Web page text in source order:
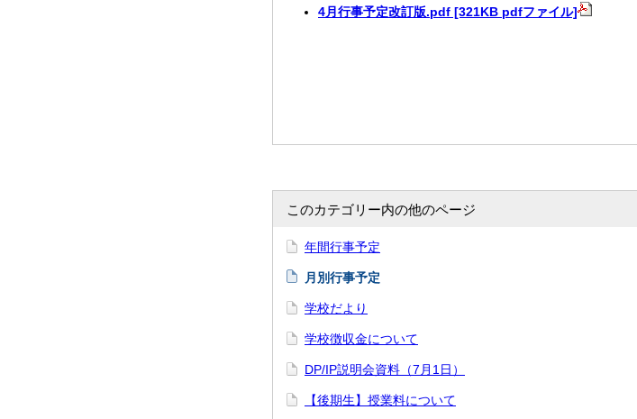
4月行事予定改訂版.pdf [321KB pdfファイル]
このカテゴリー内の他のページ
年間行事予定
月別行事予定
学校だより
学校徴収金について
DP/IP説明会資料（7月1日）
【後期生】授業料について